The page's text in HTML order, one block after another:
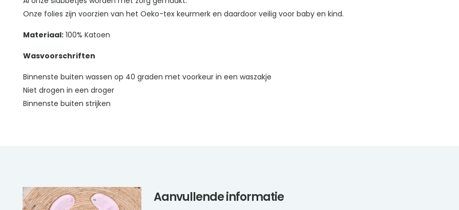
Onze folies zijn voorzien van het Oeko-tex keurmerk en daardoor veilig voor baby en kind.
Materiaal:100% Katoen
Wasvoorschriften
Binnenste buiten wassen op 40 graden met voorkeur in een waszakje
Niet drogen in een droger
Binnenste buiten strijken
Aanvullende informatie